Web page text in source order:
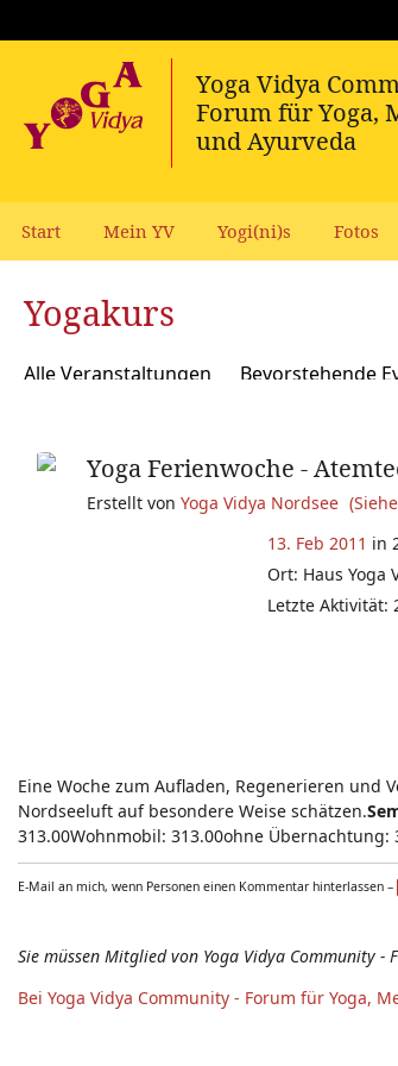
Start Mein YV Yogi(ni)s Fotos
Yogakurs
Alle Veranstaltungen Bevorstehende
Yoga Ferienwoche -
Erstellt von Yoga Vidya Nordsee
13. Feb 2011 in
Ort: Haus Yoga
Letzte Aktivität:
Eine Woche zum Aufladen, Regenerieren
Nordseeluft auf besondere Weise schätzen.
313.00Wohnmobil: 313.00ohne Übernachtung:
E-Mail an mich, wenn Personen einen Kommentar hinterlassen –
Sie müssen Mitglied von Yoga Vidya Community
Bei Yoga Vidya Community - Forum für Yoga,